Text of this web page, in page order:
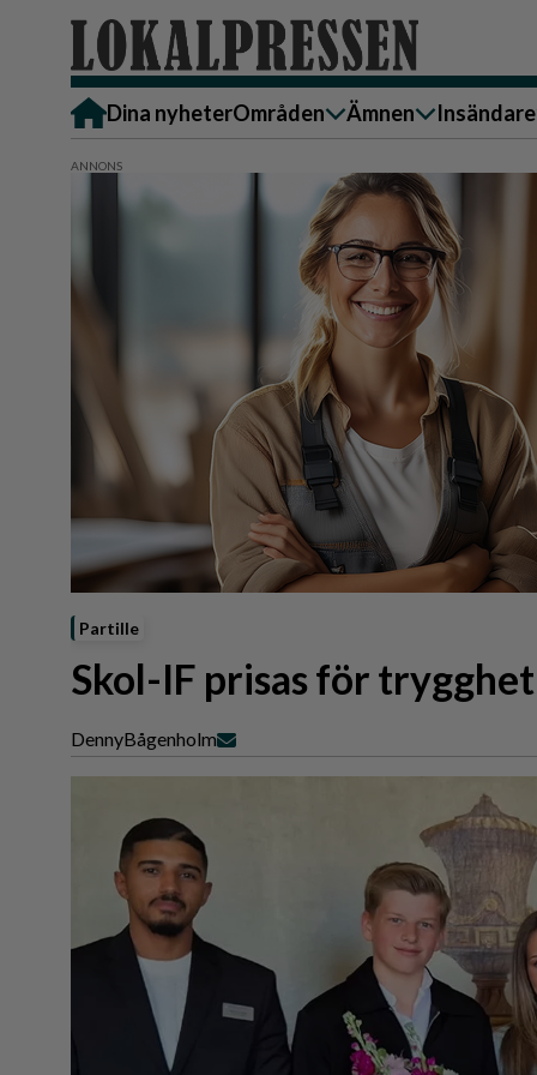
Dina nyheterOmråden
Alingsås
Härryda
Lerum
Partille
Göteborg
Backa/Kärra
Hisingen
Sydväst
Ämnen
Bostad
Ekonomi
Krönika
Kultur & Nöje
Familj
Nyheter
Näringsliv
Omsorg
Politik
Reportage
Sport
Insändare
Skicka
Härryda
Lerum
Göteborg
Backa/
Hisingen
Sydväst
Partille
Skol-IF prisas för
DennyBågenholm